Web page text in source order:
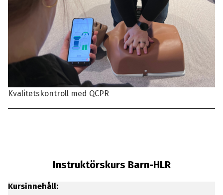
Kvalitetskontroll med QCPR
Instruktörskurs Barn-HLR
Kursinnehåll: